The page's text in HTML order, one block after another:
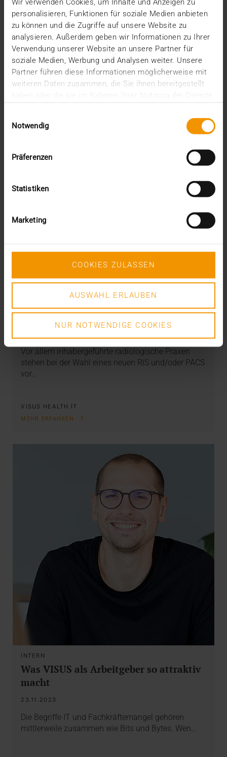
Wir verwenden Cookies, um Inhalte und Anzeigen zu
personalisieren, Funktionen für soziale Medien anbieten
zu können und die Zugriffe auf unsere Website zu
analysieren. Außerdem geben wir Informationen zu Ihrer
Verwendung unserer Website an unsere Partner für
soziale Medien, Werbung und Analysen weiter. Unsere
Partner führen diese Informationen möglicherweise mit
weiteren Daten zusammen, die Sie ihnen bereitgestellt
Notwendig
Präferenzen
Statistiken
Marketing
COOKIES ZULASSEN
AUSWAHL ERLAUBEN
NUR NOTWENDIGE COOKIES
Seit gut zwei Jahren ist JiveX Healthcare Content
Management (HCM) als digitales Archiv im…
VISUS HEALTH IT
MEHR ERFAHREN
RIS & PACS aus einer Hand
Vor allem inhabergeführte radiologische Praxen
stehen bei der Wahl eines neuen RIS und/oder PACS
vor…
VISUS HEALTH IT
MEHR ERFAHREN
INTERN
Was VISUS als Arbeitgeber so attraktiv
macht
23.11.2023
Die Begriffe IT und Fachkräftemangel gehören
mittlerweile zusammen wie Bits und Bytes. Wen…